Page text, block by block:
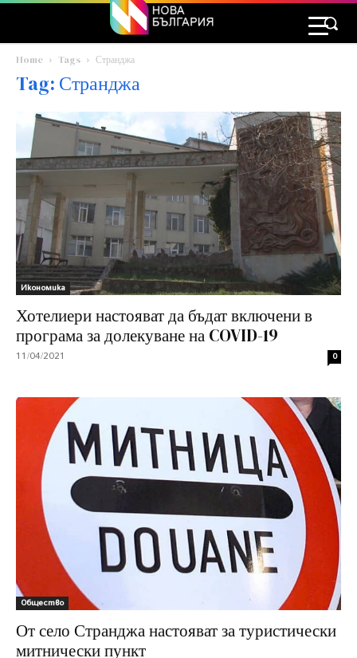
Home Tags Странджа
Tag: Странджа
Икономика
Хотелиери настояват да бъдат включени в
програма за долекуване на COVID-19
11/04/2021 0
Общество
От село Странджа настояват за туристически
митнически пункт